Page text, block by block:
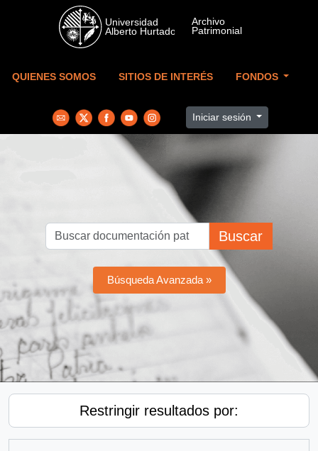
Skip to main content
QUIENES SOMOS SITIOS DE INTERÉS FONDOS
Iniciar sesión
Buscar
Búsqueda Avanzada »
Restringir resultados por: